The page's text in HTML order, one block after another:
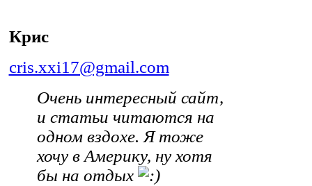
Крис
cris.xxi17@gmail.com
Очень интересный сайт,
и статьи читаются на
одном вздохе. Я тоже
хочу в Америку, ну хотя
бы на отдых